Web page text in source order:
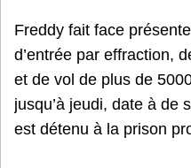
Freddy fait face
d’entrée par effraction,
et de vol de plus de
jusqu’à jeudi, date à de
est détenu à la prison